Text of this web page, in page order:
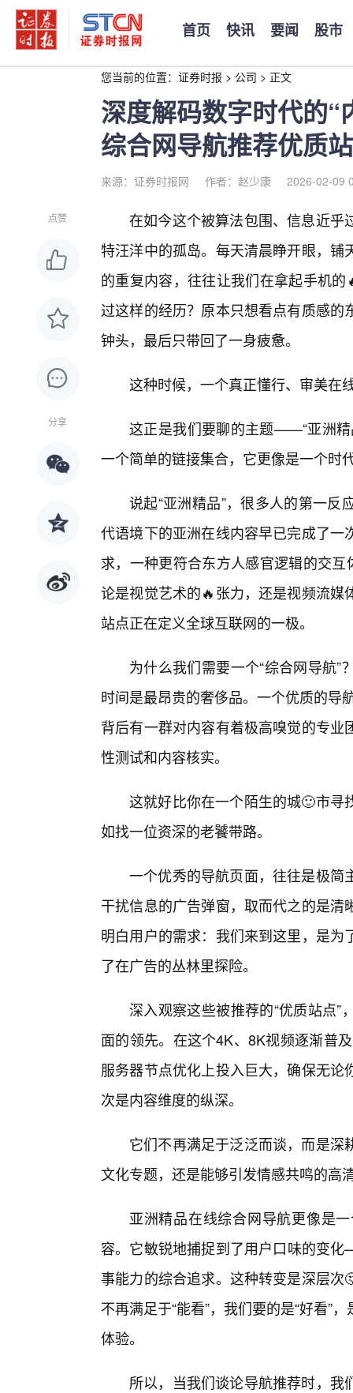
首页 快讯 要闻 股市
您当前的位置： 证券时报 > 公司 > 正文
深度解码数字时代的
综合网导航推荐优质
来源：证券时报网 作者：赵少康 2026-02-09
点赞
分享
在如今这个被算法包围、信息近乎
特汪洋中的孤岛。每天清晨睁开眼，
的重复内容，往往让我们在拿起手机
过这样的经历？原本只想看点有质感
钟头，最后只带回了一身疲惫。
这种时候，一个真正懂行、审美在
这正是我们要聊的主题——“亚洲精
一个简单的链接集合，它更像是一个时
说起“亚洲精品”，很多人的第一
代语境下的亚洲在线内容早已完成了
求，一种更符合东方人感官逻辑的交
论是视觉艺术的🔥张力，还是视频流
站点正在定义全球互联网的一极。
为什么我们需要一个“综合网导航
时间是最昂贵的奢侈品。一个优质的导
背后有一群对内容有着极高嗅觉的专
性测试和内容核实。
这就好比你在一个陌生的城🙂市寻
如找一位资深的老饕带路。
一个优秀的导航页面，往往是极简
干扰信息的广告弹窗，取而代之的是
明白用户的需求：我们来到这里，是
了在广告的丛林里探险。
深入观察这些被推荐的“优质站点
面的领先。在这个4K、8K视频逐渐普
服务器节点优化上投入巨大，确保无
次是内容维度的纵深。
它们不再满足于泛泛而谈，而是
文化专题，还是能够引发情感共鸣的高
亚洲精品在线综合网导航更像是
容。它敏锐地捕捉到了用户口味的变
事能力的综合追求。这种转变是深层
不再满足于“能看”，我们要的是“好看”
体验。
所以，当我们谈论导航推荐时，